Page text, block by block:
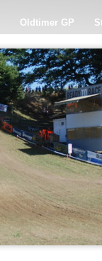
Oldtimer GP